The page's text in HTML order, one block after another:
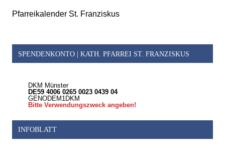
Pfarreikalender St. Franziskus
SPENDENKONTO | KATH. PFARREI ST. FRANZISKUS
DKM Münster
DE59 4006 0265 0023 0439 04
GENODEM1DKM
Bitte Verwendungszweck angeben!
INFOBLATT